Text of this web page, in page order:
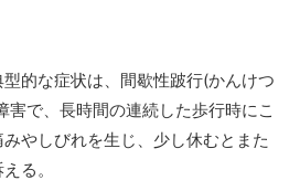
的な症状は、間歇性跛行(かんけつ
害で、長時間の連続した歩行時にこ
やしびれを生じ、少し休むとまた
る。